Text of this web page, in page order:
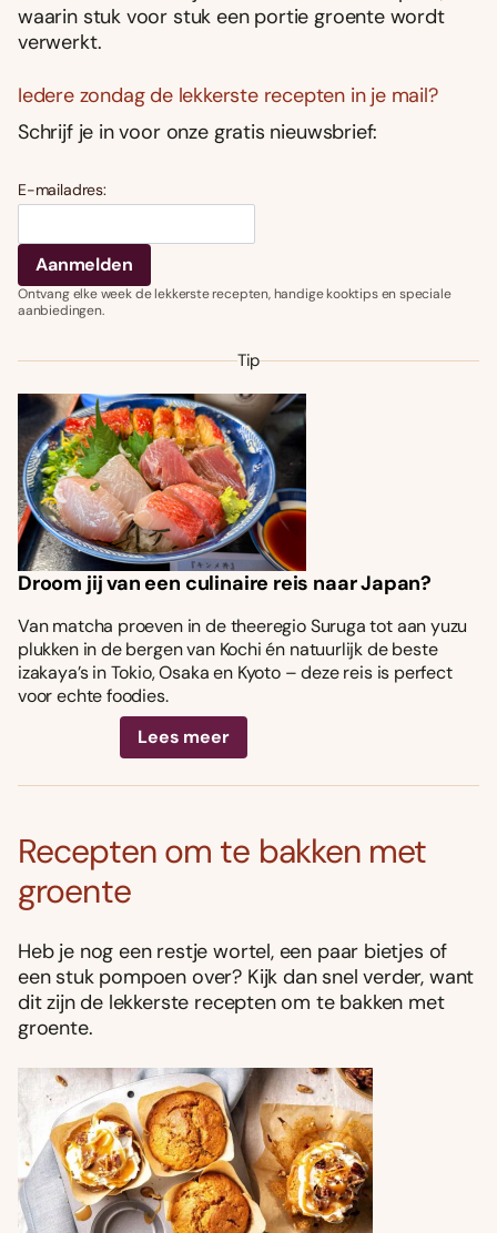
waarin stuk voor stuk een portie groente wordt
verwerkt.
Iedere zondag de lekkerste recepten in je mail?
Schrijf je in voor onze gratis nieuwsbrief:
E-mailadres:
Ontvang elke week de lekkerste recepten, handige kooktips en speciale
aanbiedingen.
Tip
Droom jij van een culinaire reis naar Japan?
Van matcha proeven in de theeregio Suruga tot aan yuzu
plukken in de bergen van Kochi én natuurlijk de beste
izakaya’s in Tokio, Osaka en Kyoto – deze reis is perfect
voor echte foodies.
Lees meer
Recepten om te bakken met
groente
Heb je nog een restje wortel, een paar bietjes of
een stuk pompoen over? Kijk dan snel verder, want
dit zijn de lekkerste recepten om te bakken met
groente.